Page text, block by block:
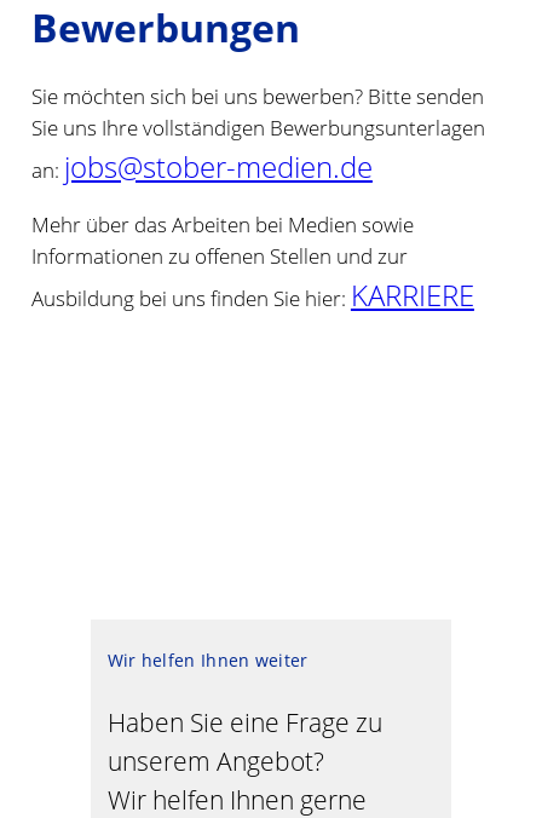
Bewerbungen
Sie möchten sich bei uns bewerben? Bitte senden
Sie uns Ihre vollständigen Bewerbungsunterlagen
an: jobs@stober-medien.de
Mehr über das Arbeiten bei Medien sowie
Informationen zu offenen Stellen und zur
Ausbildung bei uns finden Sie hier: KARRIERE
Wir helfen Ihnen weiter
Haben Sie eine Frage zu
unserem Angebot?
Wir helfen Ihnen gerne